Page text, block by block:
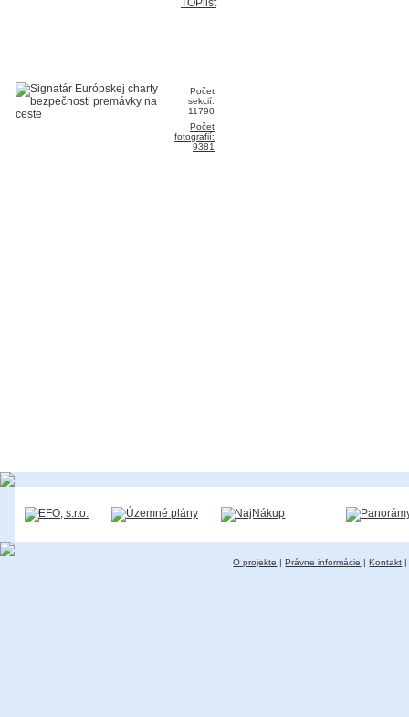
Počet
sekcií:
11790
Počet
fotografií:
9381
O projekte |Právne informácie |Kontakt